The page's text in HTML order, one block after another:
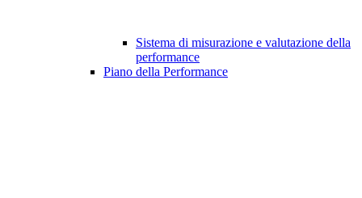
Sistema di misurazione e valutazione della
performance
Piano della Performance